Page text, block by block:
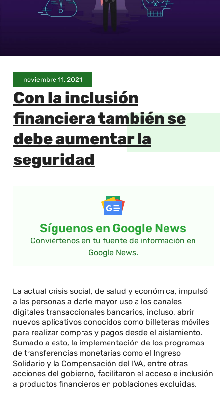
noviembre 11, 2021
Con la inclusión
financiera también se
debe aumentar la
seguridad
Síguenos en Google News
Conviértenos en tu fuente de información en
Google News.
La actual crisis social, de salud y económica, impulsó
a las personas a darle mayor uso a los canales
digitales transaccionales bancarios, incluso, abrir
nuevos aplicativos conocidos como billeteras móviles
para realizar compras y pagos desde el aislamiento.
Sumado a esto, la implementación de los programas
de transferencias monetarias como el Ingreso
Solidario y la Compensación del IVA, entre otras
acciones del gobierno, facilitaron el acceso e inclusión
a productos financieros en poblaciones excluidas.